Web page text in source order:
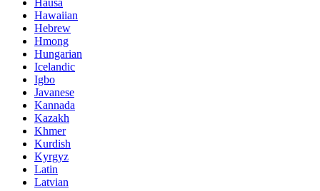
Hawaiian
Hebrew
Hmong
Hungarian
Icelandic
Igbo
Javanese
Kannada
Kazakh
Khmer
Kurdish
Kyrgyz
Latin
Latvian